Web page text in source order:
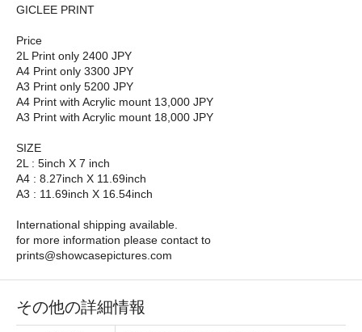
GICLEE PRINT
Price
2L Print only 2400 JPY
A4 Print only 3300 JPY
A3 Print only 5200 JPY
A4 Print with Acrylic mount 13,000 JPY
A3 Print with Acrylic mount 18,000 JPY
SIZE
2L : 5inch X 7 inch
A4 : 8.27inch X 11.69inch
A3 : 11.69inch X 16.54inch
International shipping available.
for more information please contact to
prints@showcasepictures.com
その他の詳細情報